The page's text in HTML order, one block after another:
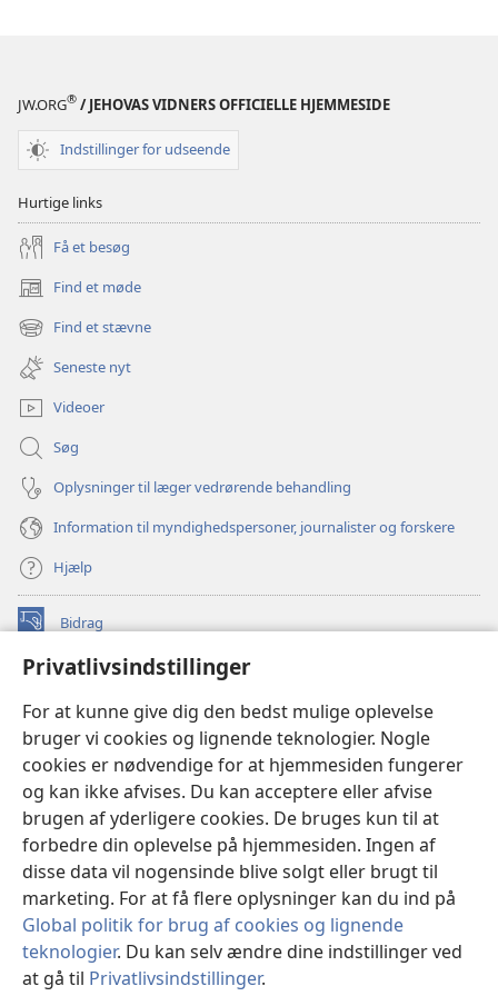
Privatlivsindstillinger
For at kunne give dig den bedst mulige oplevelse
bruger vi cookies og lignende teknologier. Nogle
cookies er nødvendige for at hjemmesiden fungerer
og kan ikke afvises. Du kan acceptere eller afvise
brugen af yderligere cookies. De bruges kun til at
forbedre din oplevelse på hjemmesiden. Ingen af
disse data vil nogensinde blive solgt eller brugt til
marketing. For at få flere oplysninger kan du ind på
Global politik for brug af cookies og lignende
teknologier. Du kan selv ændre dine indstillinger ved
at gå til Privatlivsindstillinger.
udgaven)udgaven)
JW.ORG® / JEHOVAS VIDNERS OFFICIELLE HJEMMESIDE
Indstillinger for udseende
Hurtige links
Få et besøg
Find et møde
(åbner
nyt
vindue)
Find et stævne
(åbner
nyt
vindue)
Seneste nyt
Videoer
Søg
Oplysninger til læger vedrørende behandling
Information til myndighedspersoner, journalister og forskere
Hjælp
Bidrag
(åbner
vindue)Watchtower ONLINE LIBRARY™
nyt
vindue)JW Hub
(åbner
nyt
vindue)JW Library
Watchtower Library
Copyright© 2026 Watch Tower Bible and Tract Society of Pennsylvania.
ANVENDELSESVILKÅR |PRIVATLIVSPOLITIK
PRIVATLIVSINDSTILLINGER